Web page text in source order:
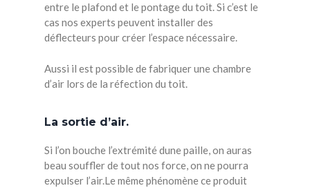
entre le plafond et le pontage du toit. Si c’est le
cas nos experts peuvent installer des
déflecteurs pour créer l’espace nécessaire.
Aussi il est possible de fabriquer une chambre
d’air lors de la réfection du toit.
La sortie d’air.
Si l’on bouche l’extrémité dune paille, on auras
beau souffler de tout nos force, on ne pourra
expulser l’air.Le même phénomène ce produit